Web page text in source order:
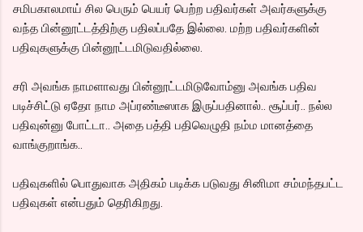
சமிபகாலமாய் சில பெரும் பெயர் பெற்ற பதிவர்கள் அவர்களுக்கு
வந்த பின்னூட்டத்திற்கு பதிலப்பதே இல்லை. மற்ற பதிவர்களின்
பதிவுகளுக்கு பின்னூட்டமிடுவதில்லை.
சரி அவங்க நாமளாவது பின்னூட்டமிடுவோம்னு அவங்க பதிவ
படிச்சிட்டு ஏதோ நாம அப்ரண்டீஸாக இருப்பதினால்.. சூப்பர்.. நல்ல
பதிவுன்னு போட்டா.. அதை பத்தி பதிவெழுதி நம்ம மானத்தை
வாங்குறாங்க..
பதிவுகளில் பொதுவாக அதிகம் படிக்க படுவது சினிமா சம்மந்தபட்ட
பதிவுகள் என்பதும் தெரிகிறது.